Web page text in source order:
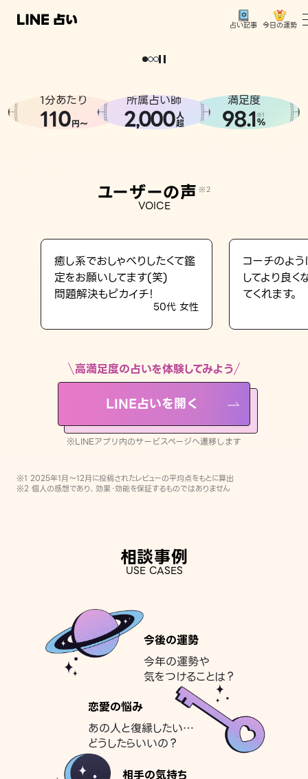
占い記事 今日の運勢
相談事例
占い記事
LINE占いを開く
※LINEアプリ内のサービスページへ遷移します
どうせなら
。
1分あたり
110円〜
所属占い師
2,000人
超
満足度
98.1※1
%
ユーザーの声 ※2
VOICE
癒し系でおしゃべりしたくて鑑
定をお願いしてます(笑)
問題解決もピカイチ！
50代 女性
コーチのよ
してより良
てくれます。
高満足度の占いを体験してみよう
LINE占いを開く
※LINEアプリ内のサービスページへ遷移します
※1 2025年1月〜12月に投稿されたレビューの平均点をもとに算出
※2 個人の感想であり、効果・効能を保証するものではありません
相談事例
USE CASES
今後の運勢
今年の運勢や
気をつけることは？
恋愛の悩み
あの人と復縁したい…
どうしたらいいの？
相手の気持ち